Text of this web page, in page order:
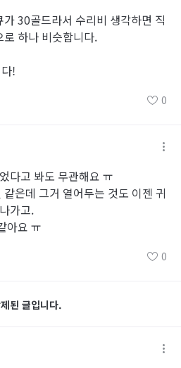
30골드라서 수리비 생각하면 직
하나 비슷합니다.
!
0
다고 봐도 무관해요 ㅠ
은데 그거 열어두는 것도 이젠 귀
가고.
아요 ㅠ
0
된 글입니다.